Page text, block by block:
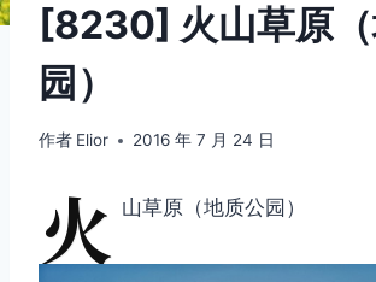
[8230] 火山草原
园）
作者 Elior 2016 年 7 月 24 日
火 山草原（地质公园）